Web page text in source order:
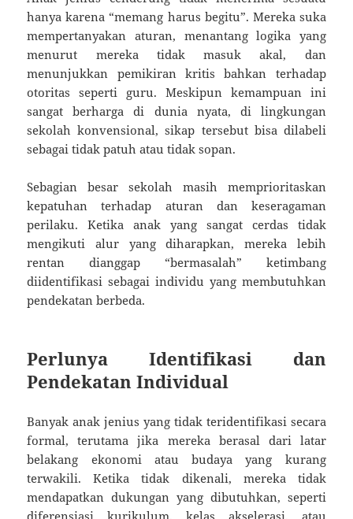
hanya karena “memang harus begitu”. Mereka suka
mempertanyakan aturan, menantang logika yang
menurut mereka tidak masuk akal, dan
menunjukkan pemikiran kritis bahkan terhadap
otoritas seperti guru. Meskipun kemampuan ini
sangat berharga di dunia nyata, di lingkungan
sekolah konvensional, sikap tersebut bisa dilabeli
sebagai tidak patuh atau tidak sopan.
Sebagian besar sekolah masih memprioritaskan
kepatuhan terhadap aturan dan keseragaman
perilaku. Ketika anak yang sangat cerdas tidak
mengikuti alur yang diharapkan, mereka lebih
rentan dianggap “bermasalah” ketimbang
diidentifikasi sebagai individu yang membutuhkan
pendekatan berbeda.
Perlunya Identifikasi dan
Pendekatan Individual
Banyak anak jenius yang tidak teridentifikasi secara
formal, terutama jika mereka berasal dari latar
belakang ekonomi atau budaya yang kurang
terwakili. Ketika tidak dikenali, mereka tidak
mendapatkan dukungan yang dibutuhkan, seperti